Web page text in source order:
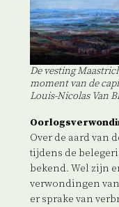
De vesting
moment van de
Louis-Nicolas Van
Over de aard van
tijdens de
bekend. Wel zijn
verwondingen
er sprake van